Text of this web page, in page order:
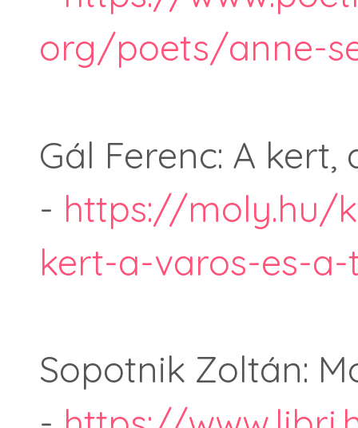
org/poets/anne-
Gál Ferenc: A
- https://moly.hu/
kert-a-varos-es-a-
Sopotnik Zoltán: